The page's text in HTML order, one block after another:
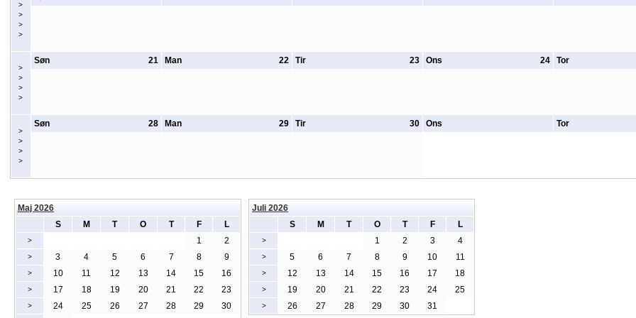
>
>
>
>
>
>
>
>
21
Søn 22
Man 23
Tir 24
Ons Tor
>
>
>
>
28
Søn 29
Man 30
Tir Ons Tor
Maj 2026
S
M T O T F L
> 1 2
> 3 4 5 6 7 8 9
> 10 11 12 13 14 15 16
> 17 18 19 20 21 22 23
> 24 25 26 27 28 29
30
Juli 2026
S
M T O T F L
> 1 2 3 4
> 5 6 7 8 9 10 11
> 12 13 14 15 16 17 18
> 19 20 21 22 23 24 25
> 26 27 28 29 30 31